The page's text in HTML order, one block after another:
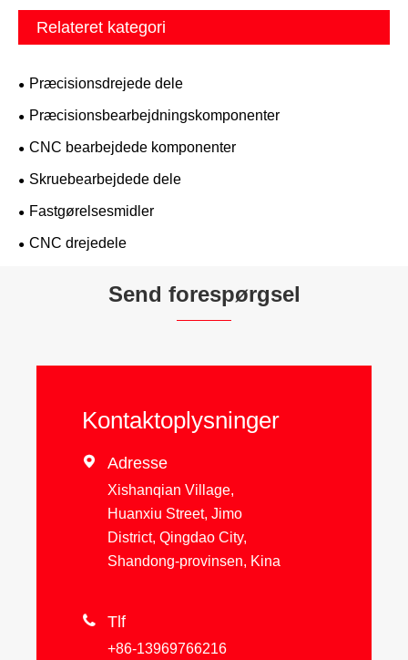
Relateret kategori
Præcisionsdrejede dele
Præcisionsbearbejdningskomponenter
CNC bearbejdede komponenter
Skruebearbejdede dele
Fastgørelsesmidler
CNC drejedele
Send forespørgsel
Kontaktoplysninger
 Adresse
Xishanqian Village,
Huanxiu Street, Jimo
District, Qingdao City,
Shandong-provinsen, Kina
 Tlf
+86-13969766216